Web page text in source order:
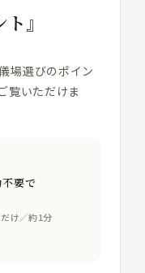
』
場選びのポイン
覧いただけま
不要で
け／約1分